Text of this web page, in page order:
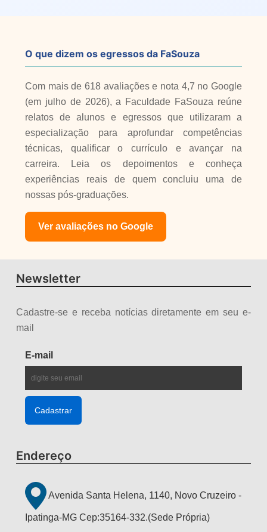
O que dizem os egressos da FaSouza
Com mais de 618 avaliações e nota 4,7 no Google
(em julho de 2026), a Faculdade FaSouza reúne
relatos de alunos e egressos que utilizaram a
especialização para aprofundar competências
técnicas, qualificar o currículo e avançar na
carreira. Leia os depoimentos e conheça
experiências reais de quem concluiu uma de
nossas pós-graduações.
Ver avaliações no Google
Newsletter
Cadastre-se e receba notícias diretamente em seu e-
mail
E-mail
Endereço
Avenida Santa Helena, 1140, Novo Cruzeiro -
Ipatinga-MG Cep:35164-332.(Sede Própria)